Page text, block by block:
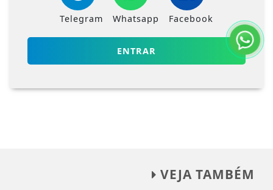
Telegram Whatsapp Facebook
ENTRAR
VEJA TAMBÉM